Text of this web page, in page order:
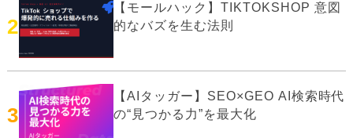
2
【モールハック】TIKTOKSHOP 意図
的なバズを生む法則
3
【AIタッガー】SEO×GEO AI検索時代
の“見つかる力”を最大化